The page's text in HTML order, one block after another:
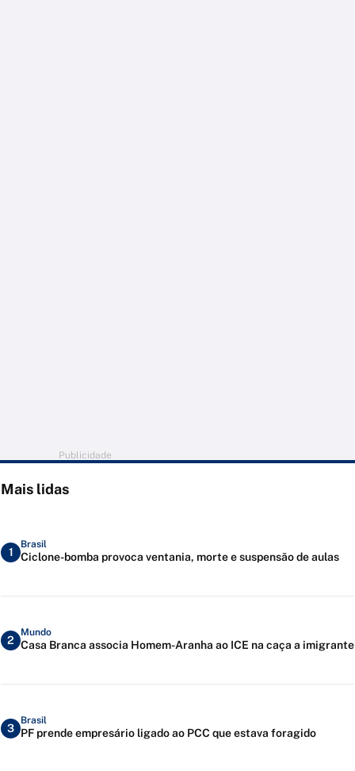
Publicidade
Mais lidas
1
Brasil
Ciclone-bomba provoca ventania, morte e suspensão de aulas
2
Mundo
Casa Branca associa Homem-Aranha ao ICE na caça a imigrante
3
Brasil
PF prende empresário ligado ao PCC que estava foragido